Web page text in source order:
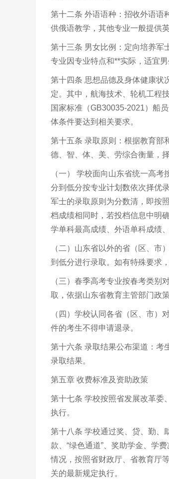
第十二条 外语语种：招收外语语
供俄语教学，其他专业一般提供英
第十三条 男女比例：定向培养军
专业因专业特点和**实际，适宜
第十四条 思想品德及身体健康状
定。其中，航海技术、轮机工程
国家标准（GB30035-2021）船
体条件要达到相关要求。
第十五条 录取原则：根据教育部
德、智、体、美、劳综合衡量，择
（一） 学校面向山东省统一高
分到低分按专业计划数依次择优
军士的录取原则为分数清，即按
档成绩相同时，若投档信息中明
学单科最高成绩、外语单科成绩
（二）山东省以外的省（区、市
到低分进行录取。如有特殊要求
（三）春季高考专业按春考类
取，依据山东省教育主管部门政策
（四）学校认同各省（区、市）
件的考生不得申请退录。
第十六条 录取结果公布渠道：考
录取结果。
第五章 收费标准及资助政策
第十七条 学校按照省发展改革委
执行。
第十八条 学校通过奖、贷、勤、
款、“绿色通道”、奖助学金、学
情况，按照省财政厅、省教育厅
关的最新规定执行。